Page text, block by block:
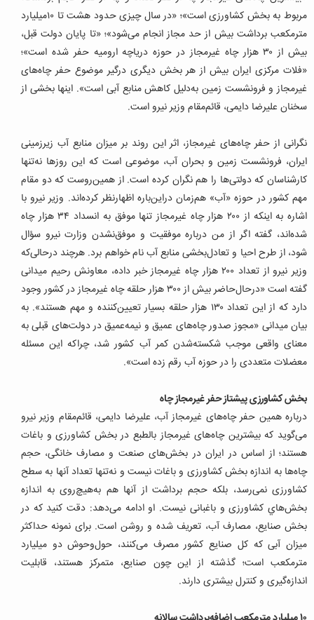
مربوط به بخش کشاورزی است»؛ «در سال چیزی حدود هشت تا ۱۰‌میلیارد
مترمکعب برداشت بیش از حد مجاز انجام می‌شود»؛ «تا پایان دولت قبل،‌
بیش از ۳۰‌ هزار چاه غیرمجاز در حوزه دریاچه ارومیه حفر شده است»؛
«فلات مرکزی ایران بیش از هر بخش دیگری درگیر موضوع حفر چاه‌های
غیرمجاز و فرونشست زمین به‌دلیل کاهش منابع آبی است». اینها بخشی از
سخنان علیرضا دایمی، قائم‌مقام وزیر نیرو است.
نگرانی از حفر چاه‌های غیرمجاز، اثر این روند بر میزان منابع آب زیرزمینی
ایران، فرونشست زمین و بحران آب، موضوعی است که این روزها نه‌تنها
کارشناسان که دولتی‌ها را هم نگران کرده است. از همین‌روست که دو مقام
مهم کشور در حوزه «آب» هم‌زمان دراین‌باره اظهارنظر کرده‌اند. وزیر نیرو با
اشاره به اینکه از ۲۰۰‌ هزار چاه غیرمجاز تنها موفق به انسداد ۳۴‌ هزار چاه
شده‌اند، گفته اگر از من درباره موفقیت‌ و موفق‌نشدن وزارت نیرو سؤال
شود، از طرح احیا و تعادل‌بخشی منابع آب نام خواهم برد. هرچند در‌حالی‌که
وزیر نیرو از تعداد ۲۰۰‌ هزار چاه غیرمجاز خبر داده، معاونش رحیم میدانی
گفته است «درحال‌حاضر بیش از ۳۰۰‌ هزار حلقه چاه غیرمجاز در کشور وجود
دارد که از این تعداد ۱۳۰‌ هزار حلقه بسیار تعیین‌کننده و مهم هستند». به
بیان میدانی «مجوز صدور چاه‌های عمیق و نیمه‌عمیق در دولت‌های قبلی به
معنای واقعی موجب شکسته‌شدن کمر آب کشور شد، چراکه این مسئله
معضلات متعددی را در حوزه آب رقم زده است».
‌بخش کشاورزی پیشتاز حفر غیرمجاز چاه
درباره همین حفر چاه‌های غیرمجاز آب، علیرضا دایمی، قائم‌مقام وزیر نیرو
می‌گوید که بیشترین چاه‌های غیرمجاز بالطبع در بخش کشاورزی و باغات
هستند؛ از اساس در ایران در بخش‌های صنعت و مصارف خانگی، حجم
چاه‌ها به اندازه بخش کشاورزی و باغات نیست و نه‌تنها تعداد آنها به سطح
کشاورزی نمی‌رسد، بلکه حجم برداشت از آنها هم به‌هیچ‌روی به اندازه
بخش‌هاي کشاورزی و باغبانی نیست. او ادامه می‌دهد: دقت کنید که در
بخش صنایع، مصارف آب، تعریف شده و روشن است. برای نمونه حداکثر
میزان آبی که کل صنایع کشور مصرف می‌کنند، حول‌وحوش دو ‌میلیارد
مترمکعب است؛ گذشته از این چون صنایع، متمرکز هستند، قابلیت
اندازه‌گیری و کنترل بیشتری دارند.